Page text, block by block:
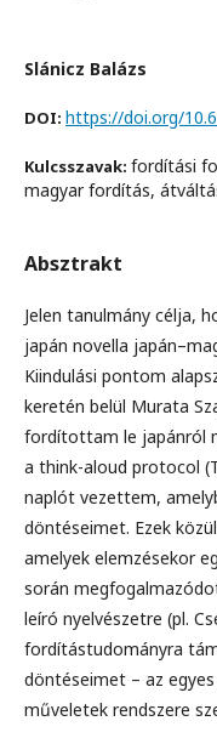
Slánicz Balázs
DOI: https://doi.org/
Kulcsszavak: fordítási
magyar fordítás,
Absztrakt
Jelen tanulmány célja,
japán novella
Kiindulási pontom
keretén belül Murata
fordítottam le japánról
a think-aloud protocol
naplót vezettem,
döntéseimet. Ezek
amelyek elemzésekor
során
leíró nyelvészetre (pl.
fordítástudományra
döntéseimet – az
műveletek rendszere